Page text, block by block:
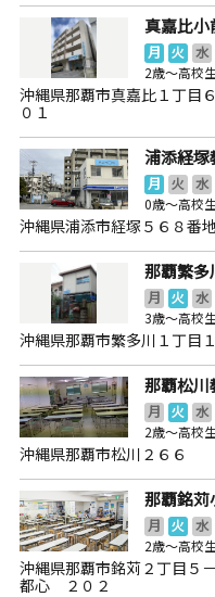
真嘉比小
月 火 水
2歳～高校
沖縄県那覇市真嘉比１丁目
０１
浦添経塚
月 火 水
0歳～高校
沖縄県浦添市経塚５６８番
那覇繁多
月 火 水
3歳～高校
沖縄県那覇市繁多川１丁目
那覇松川
月 火 水
2歳～高校
沖縄県那覇市松川２６６
那覇銘苅
月 火 水
2歳～高校
沖縄県那覇市銘苅２丁目５
都心 ２０２